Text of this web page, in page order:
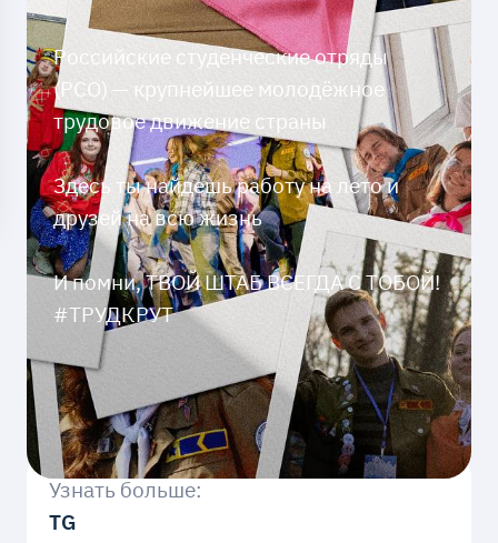
Российские студенческие отряды
(РСО) — крупнейшее молодёжное
трудовое движение страны
Здесь ты найдешь работу на лето и
друзей на всю жизнь
И помни, ТВОЙ ШТАБ ВСЕГДА С ТОБОЙ!
#ТРУДКРУТ
Узнать больше:
TG